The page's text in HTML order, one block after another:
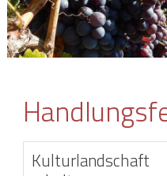
Kulturlandschaft